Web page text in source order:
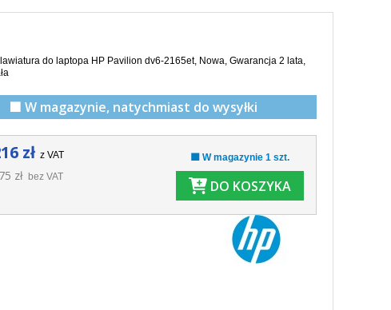
do laptopa HP Pavilion dv6-2165et, Nowa, Gwarancja 2 lata,
🟩 W magazynie, natychmiast do wysyłki
zł z VAT
zł bez VAT
🟩 W magazynie 1 szt.
DO KOSZYKA